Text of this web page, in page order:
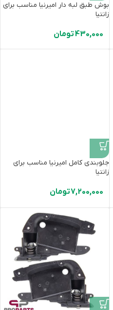
بوش طبق لبه دار امیرنیا مناسب برای
زانتیا
430,000تومان
جلوبندی کامل امیرنیا مناسب برای
زانتیا
7,200,000تومان